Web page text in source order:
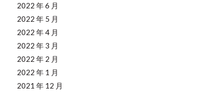
2022 年 6 月
2022 年 5 月
2022 年 4 月
2022 年 3 月
2022 年 2 月
2022 年 1 月
2021 年 12 月